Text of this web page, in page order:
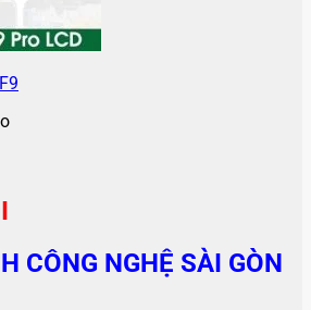
CÔNG NGHỆ SÀI GÒN